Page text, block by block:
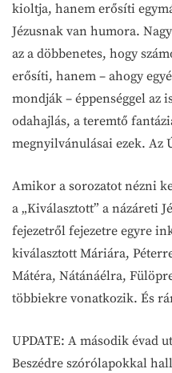
kioltja, hanem erősíti
Jézusnak van humora.
az a döbbenetes, hogy
erősíti, hanem – ahogy
mondják – éppenséggel az
odahajlás, a teremtő
megnyilvánulásai ezek.
Amikor a sorozatot nézni
a „Kiválasztott” a názáreti
fejezetről fejezetre egyre
kiválasztott Máriára,
Mátéra, Nátánáélra,
többiekre vonatkozik. És
UPDATE: A második évad
Beszédre szórólapokkal